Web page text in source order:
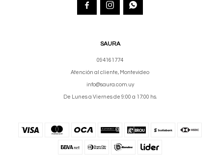
SAURA
094161774
Atención al cliente, Montevideo
info@saura.com.uy
De Lunes a Viernes de 9:00 a 17:00 hs.
  